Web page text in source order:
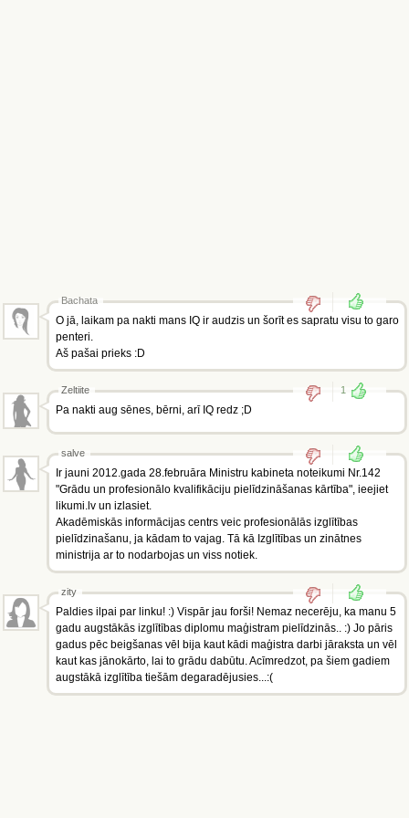
Bachata
O jā, laikam pa nakti mans IQ ir audzis un šorīt es sapratu visu to garo
penteri.
Aš pašai prieks :D
Zeltiite 1
Pa nakti aug sēnes, bērni, arī IQ redz ;D
salve
Ir jauni 2012.gada 28.februāra Ministru kabineta noteikumi Nr.142
"Grādu un profesionālo kvalifikāciju pielīdzināšanas kārtība", ieejiet
likumi.lv un izlasiet.
Akadēmiskās informācijas centrs veic profesionālās izglītības
pielīdzinašanu, ja kādam to vajag. Tā kā Izglītības un zinātnes
ministrija ar to nodarbojas un viss notiek.
zity
Paldies ilpai par linku! :) Vispār jau forši! Nemaz necerēju, ka manu 5
gadu augstākās izglītības diplomu maģistram pielīdzinās.. :) Jo pāris
gadus pēc beigšanas vēl bija kaut kādi maģistra darbi jāraksta un vēl
kaut kas jānokārto, lai to grādu dabūtu. Acīmredzot, pa šiem gadiem
augstākā izglītība tiešām degaradējusies...:(